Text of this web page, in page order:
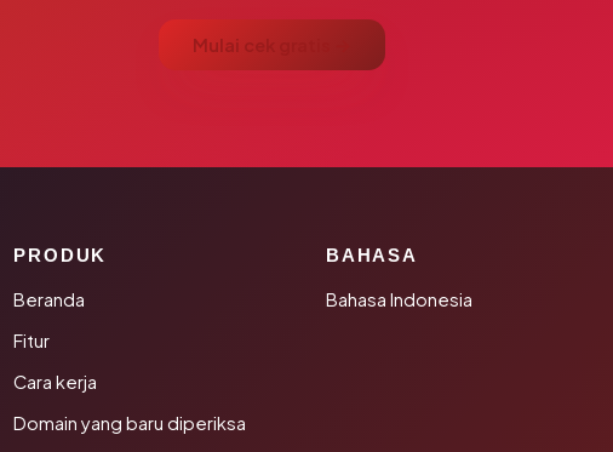
Mulai cek gratis →
PRODUK
Beranda
Fitur
Cara kerja
Domain yang baru diperiksa
BAHASA
Bahasa Indonesia